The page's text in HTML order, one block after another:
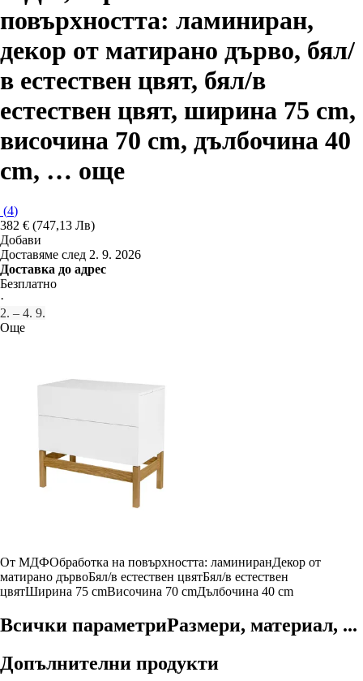
повърхността: ламиниран,
декор от матирано дърво, бял/
в естествен цвят, бял/в
естествен цвят, ширина 75 cm,
височина 70 cm, дълбочина 40
cm, … още
(4)
382 € (747,13 Лв)
Добави
Доставяме след 2. 9. 2026
Доставка до адрес
Безплатно
·
2. – 4. 9.
Още
От МДФOбработка на повърхността: ламиниранДекор от
матирано дървоБял/в естествен цвятБял/в естествен
цвятШирина 75 cmВисочина 70 cmДълбочина 40 cm
Всички параметриРазмери, материал, ...
Допълнителни продукти